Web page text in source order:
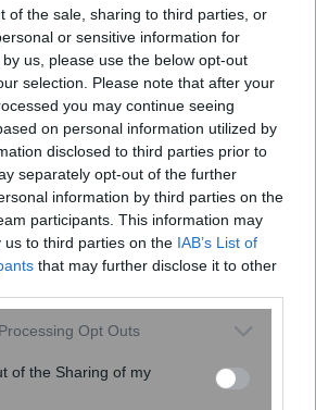
of the sale, sharing to third parties, or
or sensitive information for
us, please use the below opt-out
selection. Please note that after your
you may continue seeing
on personal information utilized by
disclosed to third parties prior to
separately opt-out of the further
information by third parties on the
participants. This information may
us to third parties on the IAB’s List of
that may further disclose it to other
website/app uses one or more Google
or usage behaviour. You may click to
to Google and its third-party tags to
Opt Outs
of the Sharing of my
ο σύντροφος σας με
το love bombing δείχνει